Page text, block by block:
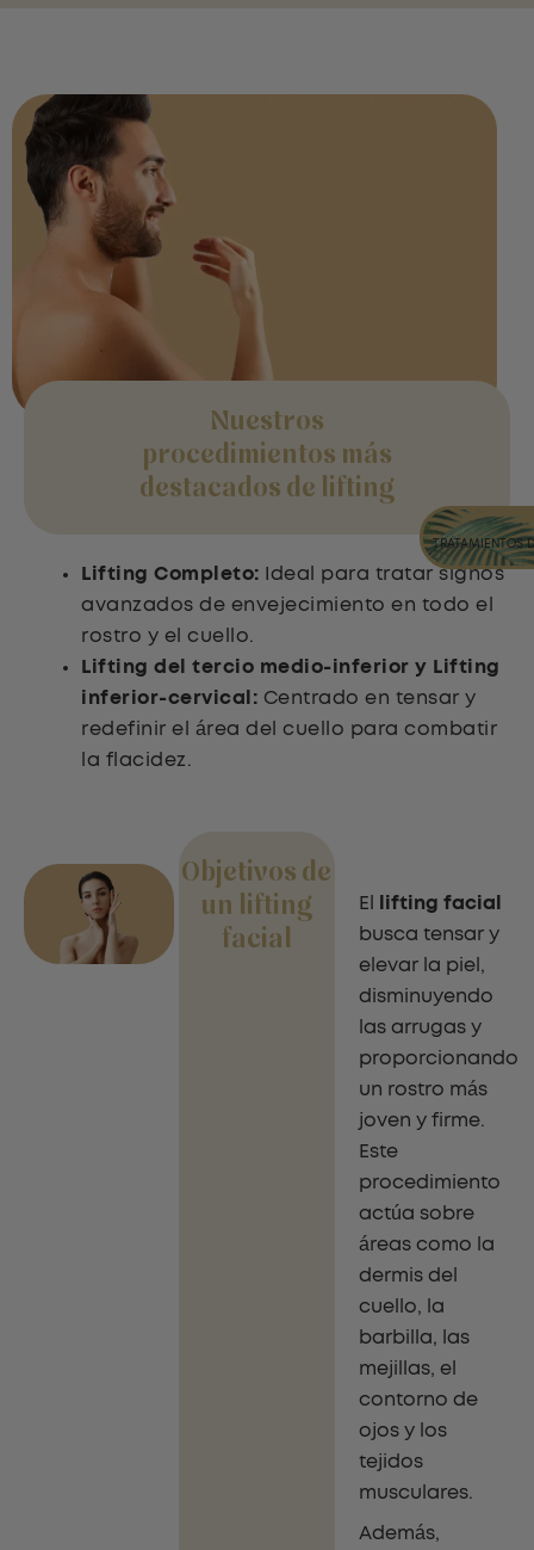
Nuestros
procedimientos más
destacados de lifting
Lifting Completo:
Ideal para tratar signos
avanzados de envejecimiento en todo el
rostro y el cuello.
Lifting del tercio medio-inferior y Lifting
inferior-cervical : Centrado en tensar y
redefinir el área del cuello para combatir
la flacidez.
Objetivos de
un lifting
facial
El
lifting facial
busca tensar y
elevar la piel,
disminuyendo
las arrugas y
proporcionando
un rostro más
joven y firme.
Este
procedimiento
actúa sobre
áreas como la
dermis del
cuello, la
barbilla, las
mejillas, el
contorno de
ojos y los
tejidos
musculares.
Además,
TRATAMIENTOS